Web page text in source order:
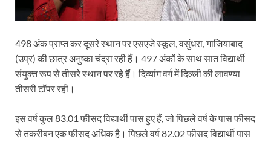
498 अंक प्राप्त कर दूसरे स्थान पर एसएजे स्कूल, वसुंधरा, गाजियाबाद
(उप्र) की छात्र अनुष्का चंद्रा रही हैं। 497 अंकों के साथ सात विद्यार्थी
संयुक्त रूप से तीसरे स्थान पर रहे हैं। दिव्यांग वर्ग में दिल्ली की लावण्या
तीसरी टॉपर रहीं।
इस वर्ष कुल 83.01 फीसद विद्यार्थी पास हुए हैं, जो पिछले वर्ष के पास फीसद
से तकरीबन एक फीसद अधिक है। पिछले वर्ष 82.02 फीसद विद्यार्थी पास